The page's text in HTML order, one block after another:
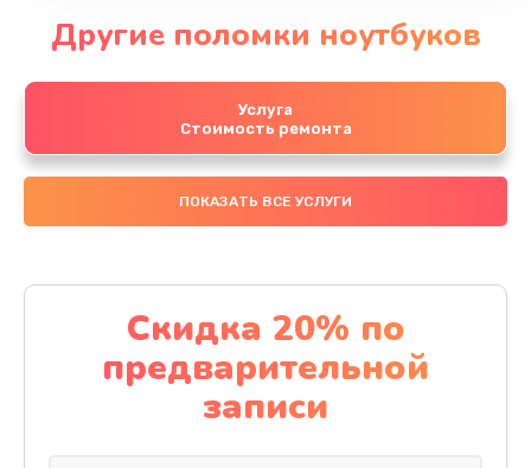
Другие поломки ноутбуков
Услуга
Стоимость ремонта
ПОКАЗАТЬ ВСЕ УСЛУГИ
Скидка 20% по
предварительной
записи